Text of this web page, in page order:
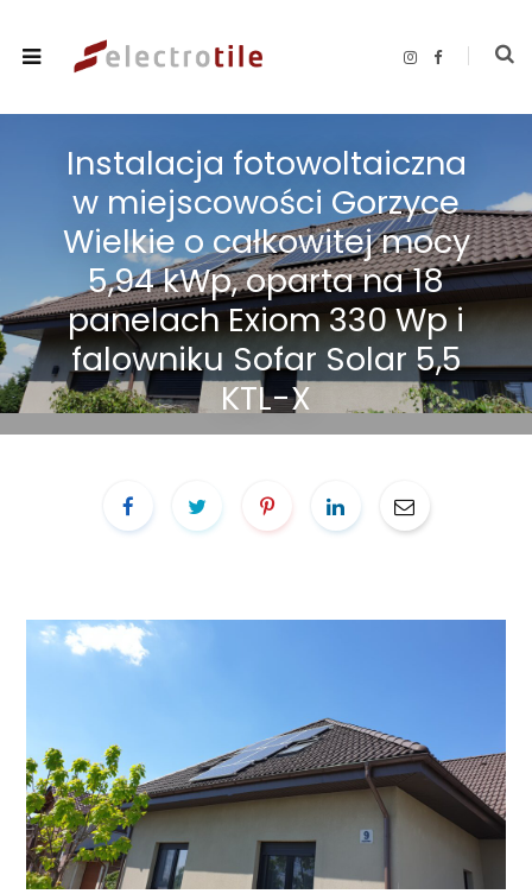
I
a
a
m
F
b
k
Instalacja fotowoltaiczna
w miejscowości Gorzyce
Wielkie o całkowitej mocy
5,94 kWp, oparta na 18
panelach Exiom 330 Wp i
falowniku Sofar Solar 5,5
KTL-X